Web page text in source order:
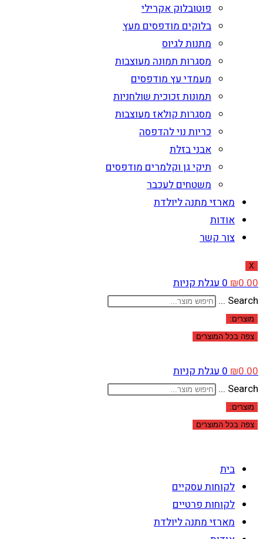
פוטובלוק אקרילי
בלוקים מודפסים מעץ
מתנות לגיוס
מסגרות תמונה מעוצבות
מעמדי עץ מודפסים
תמונות זכוכית שולחניות
מסגרות קולאז מעוצבות
כריות נוי להדפסה
אבני בזלת
תיקי גן וקלמרים מודפסים
משטחים לעכבר
מארזי מתנה ליולדת
אודות
צור קשר
X
₪0.00
0עגלת קניות
Search ...
מוצרים:
צפה בכל המוצרים
₪0.00
0עגלת קניות
Search ...
מוצרים:
צפה בכל המוצרים
בית
לקוחות עסקיים
לקוחות פרטיים
מארזי מתנה ליולדת